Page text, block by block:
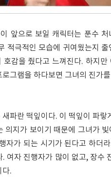
앞으로 보일 캐릭터는 푼수
적극적인 모습에 귀여웠는지
호감을 줬다고 느껴진다. 하지
그램을 하다보면 그녀의 진가
파란 떡잎이다. 이 떡잎이 파
의지가 보이기 때문에 그녀가
자가 되는 시기가 된다고 하더
여자 진행자가 많이 없고, 장수
다.